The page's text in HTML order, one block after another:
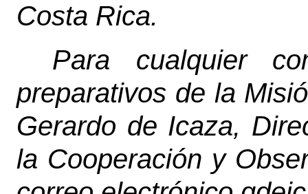
Costa Rica.
Para cualquier
preparativos de la
Gerardo de Icaza,
la Cooperación y